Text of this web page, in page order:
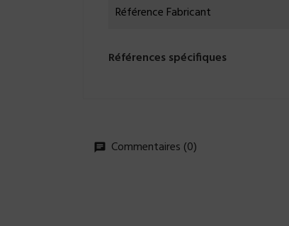
Référence Fabricant
Références spécifiques
Commentaires (0)